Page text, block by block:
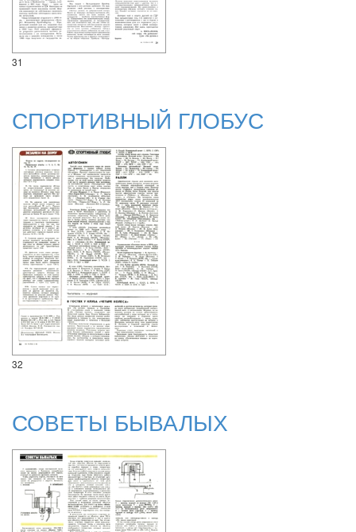
31
СПОРТИВНЫЙ ГЛОБУС
32
СОВЕТЫ БЫВАЛЫХ